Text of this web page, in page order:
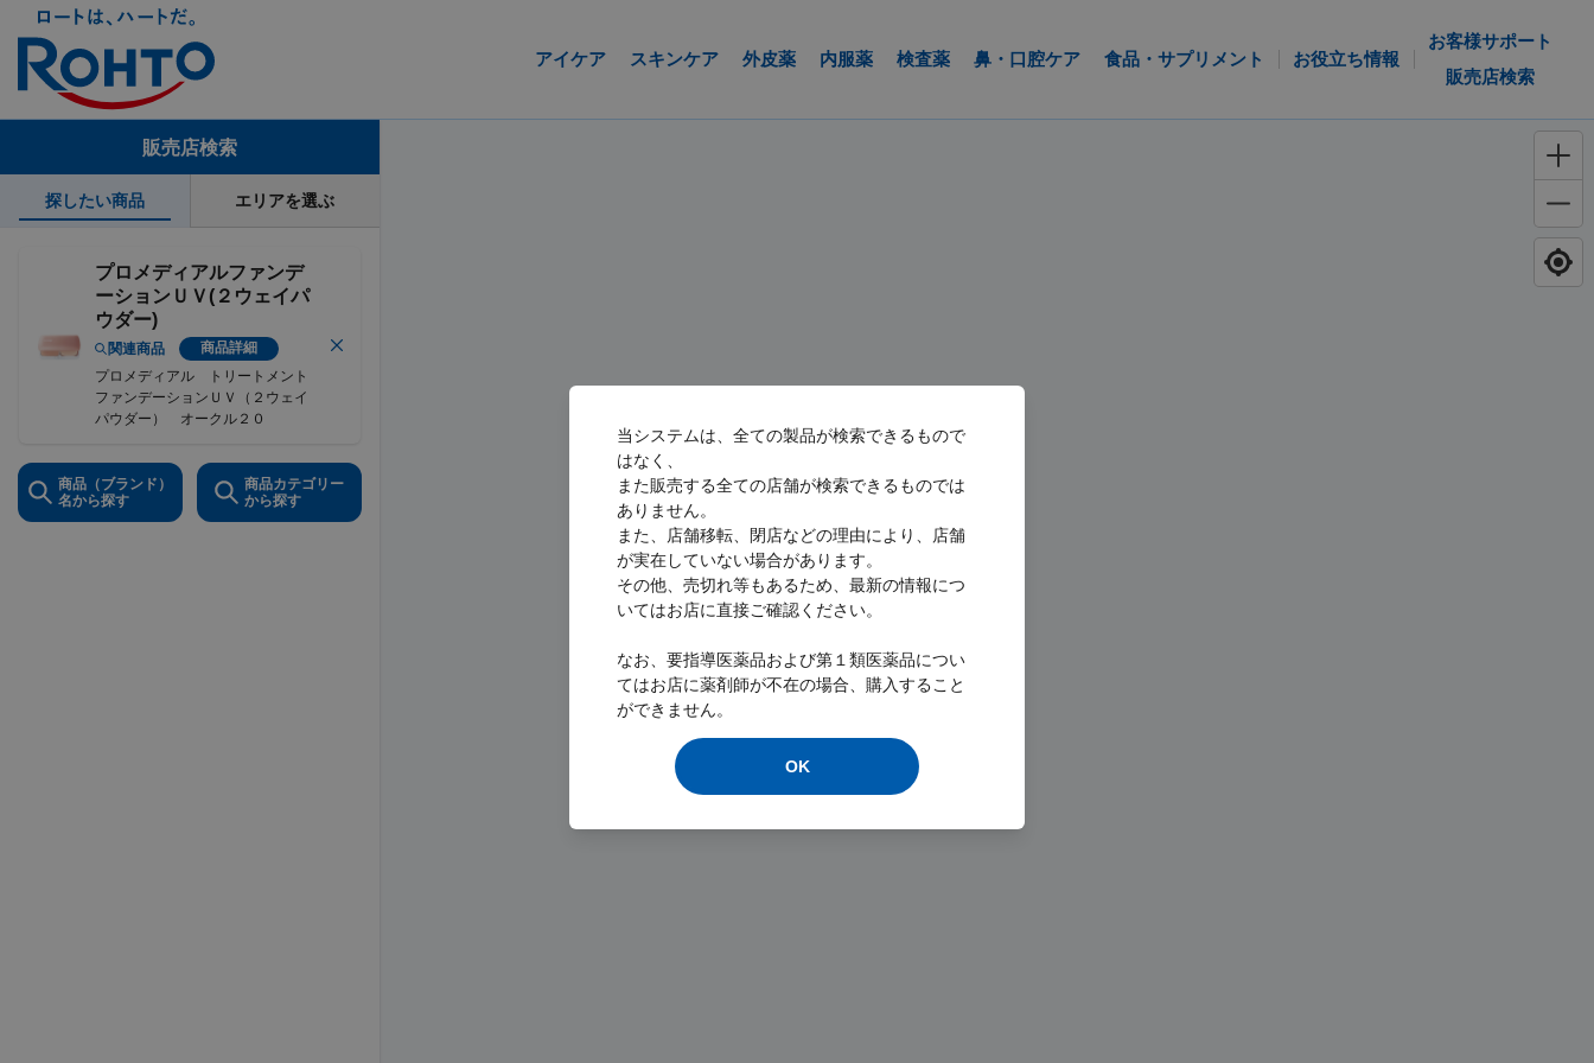
アイケア スキンケア 外皮薬 内服薬 検査薬 鼻・口腔ケア 食品・サプリメント お役立ち情報
お客様サポート
販売店検索
販売店検索
探したい商品 エリアを選ぶ
プロメディアルファンデ
ーションＵＶ(２ウェイパ
ウダー)
関連商品
商品詳細
プロメディアル トリートメント
ファンデーションＵＶ（２ウェイ
パウダー） オークル２０
商品（ブランド）
名から探す
商品カテゴリー
から探す
当システムは、全ての製品が検索できるもので
はなく、
また販売する全ての店舗が検索できるものでは
ありません。
また、店舗移転、閉店などの理由により、店舗
が実在していない場合があります。
その他、売切れ等もあるため、最新の情報につ
いてはお店に直接ご確認ください。
なお、要指導医薬品および第１類医薬品につい
てはお店に薬剤師が不在の場合、購入すること
ができません。
OK